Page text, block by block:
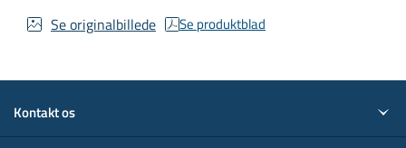
Se originalbillede
Se produktblad
Kontakt os